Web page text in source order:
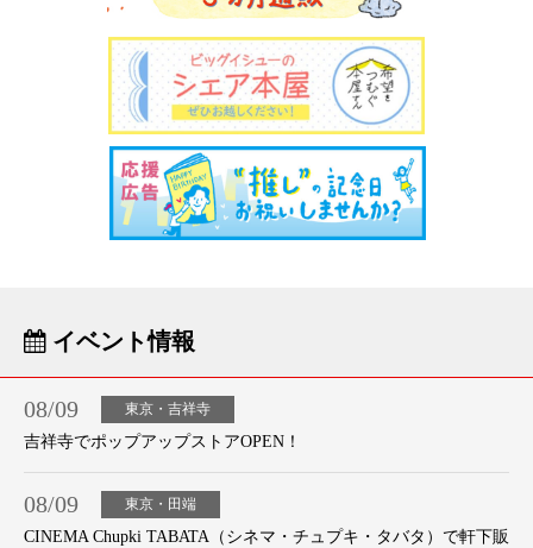
イベント情報
08/09 東京・吉祥寺
吉祥寺でポップアップストアOPEN！
08/09 東京・田端
CINEMA Chupki TABATA（シネマ・チュプキ・タバタ）で軒下販